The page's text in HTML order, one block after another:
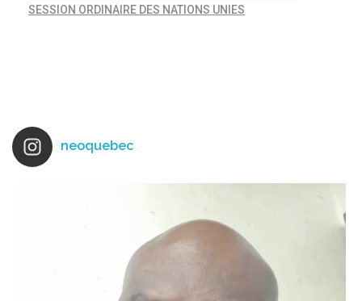
SESSION ORDINAIRE DES NATIONS UNIES
neoquebec